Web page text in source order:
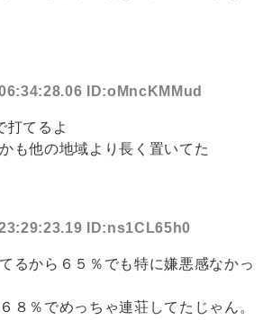
ID:oMncKMMud
打てるよ
も他の地域より長く置いてた
ID:ns1CL65h0
るから６５％でも特に嫌悪感なかっ
８％でめっちゃ連荘してたじゃん。